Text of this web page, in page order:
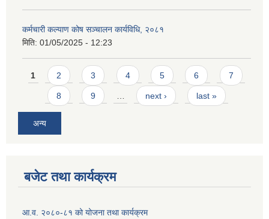
कर्मचारी कल्याण कोष सञ्चालन कार्यविधि, २०८१
मिति: 01/05/2025 - 12:23
Pages
1 2 3 4 5 6 7
8 9 next › last »
अन्य
बजेट तथा कार्यक्रम
आ.व. २०८०-८१ को योजना तथा कार्यक्रम